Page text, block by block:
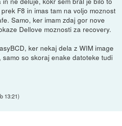
F8 in imas tam na voljo moznost
Samo, ker imam zdaj gor nove
Dellove moznosti za recovery.
ker nekaj dela z WIM image
samo so skoraj enake datoteke tudi
13:21)